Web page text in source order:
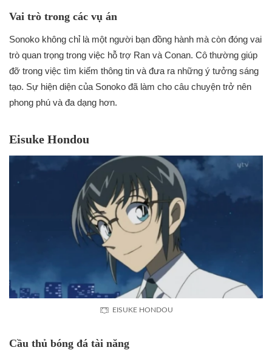
Vai trò trong các vụ án
Sonoko không chỉ là một người bạn đồng hành mà còn đóng vai
trò quan trọng trong việc hỗ trợ Ran và Conan. Cô thường giúp
đỡ trong việc tìm kiếm thông tin và đưa ra những ý tưởng sáng
tạo. Sự hiện diện của Sonoko đã làm cho câu chuyện trở nên
phong phú và đa dạng hơn.
Eisuke Hondou
EISUKE HONDOU
Cầu thủ bóng đá tài năng